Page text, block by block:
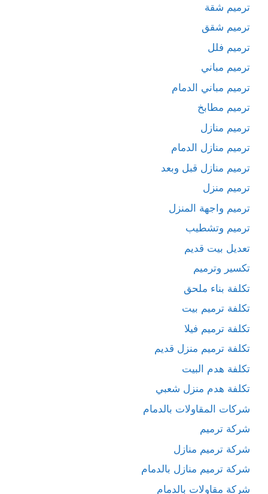
ترميم شقة
ترميم شقق
ترميم فلل
ترميم مباني
ترميم مباني الدمام
ترميم مطابخ
ترميم منازل
ترميم منازل الدمام
ترميم منازل قبل وبعد
ترميم منزل
ترميم واجهة المنزل
ترميم وتشطيب
تعديل بيت قديم
تكسير وترميم
تكلفة بناء ملحق
تكلفة ترميم بيت
تكلفة ترميم فيلا
تكلفة ترميم منزل قديم
تكلفة هدم البيت
تكلفة هدم منزل شعبي
شركات المقاولات بالدمام
شركة ترميم
شركة ترميم منازل
شركة ترميم منازل بالدمام
شركة مقاولات بالدمام